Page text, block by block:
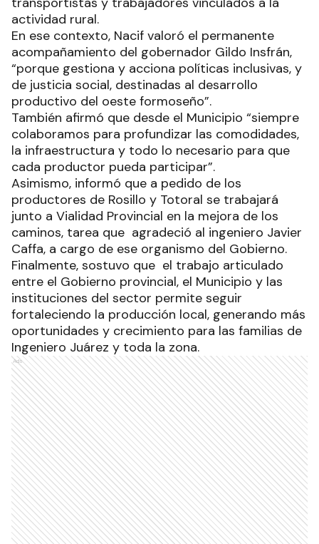
actividad rural.
En ese contexto, Nacif valoró el permanente
acompañamiento del gobernador Gildo Insfrán,
“porque gestiona y acciona políticas inclusivas, y
de justicia social, destinadas al desarrollo
productivo del oeste formoseño”.
También afirmó que desde el Municipio “siempre
colaboramos para profundizar las comodidades,
la infraestructura y todo lo necesario para que
cada productor pueda participar”.
Asimismo, informó que a pedido de los
productores de Rosillo y Totoral se trabajará
junto a Vialidad Provincial en la mejora de los
caminos, tarea que agradeció al ingeniero Javier
Caffa, a cargo de ese organismo del Gobierno.
Finalmente, sostuvo que el trabajo articulado
entre el Gobierno provincial, el Municipio y las
instituciones del sector permite seguir
fortaleciendo la producción local, generando más
oportunidades y crecimiento para las familias de
Ingeniero Juárez y toda la zona.
Ads